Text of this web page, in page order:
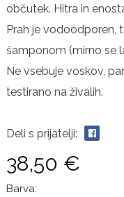
občutek. Hitra in
Prah je vodoodporen,
šamponom (mirno se
Ne vsebuje voskov,
testirano na živalih.
Deli s prijatelji:
38,50 €
Barva: